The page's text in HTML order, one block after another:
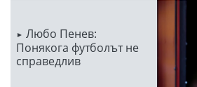
Любо Пенев:
Понякога футболът не
справедлив